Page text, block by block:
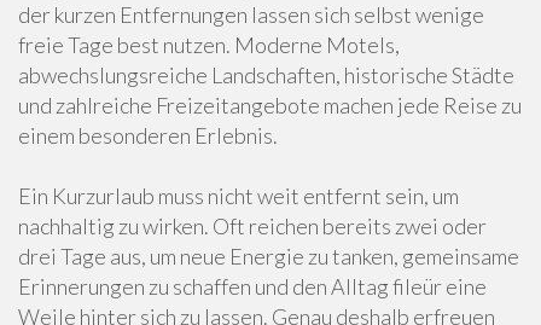
der kurzen Entfernungen lassen sich selbst wenige
freie Tage best nutzen. Moderne Motels,
abwechslungsreiche Landschaften, historische Städte
und zahlreiche Freizeitangebote machen jede Reise zu
einem besonderen Erlebnis.
Ein Kurzurlaub muss nicht weit entfernt sein, um
nachhaltig zu wirken. Oft reichen bereits zwei oder
drei Tage aus, um neue Energie zu tanken, gemeinsame
Erinnerungen zu schaffen und den Alltag fileür eine
Weile hinter sich zu lassen. Genau deshalb erfreuen